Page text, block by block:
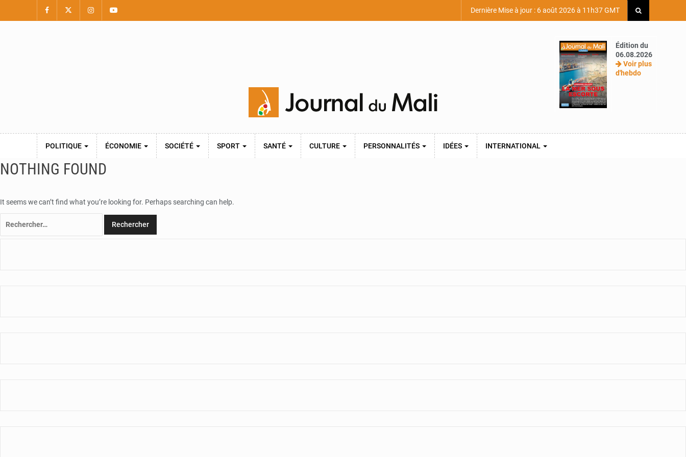
Dernière Mise à jour : 6 août 2026 à 11h37 GMT
Édition du
06.08.2026
Voir plus
d'hebdo
POLITIQUE ÉCONOMIE SOCIÉTÉ SPORT SANTÉ CULTURE PERSONNALITÉS IDÉES INTERNATIONAL
NOTHING FOUND
It seems we can’t find what you’re looking for. Perhaps searching can help.